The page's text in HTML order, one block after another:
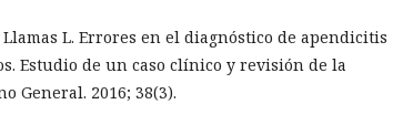
Llamas L. Errores en el diagnóstico de apendicitis
Estudio de un caso clínico y revisión de la
General. 2016; 38(3).